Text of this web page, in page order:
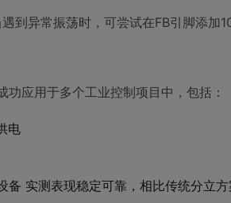
遇到异常振荡时，可尝试在FB引脚添
功应用于多个工业控制项目中，包括：
电
备 实测表现稳定可靠，相比传统分立